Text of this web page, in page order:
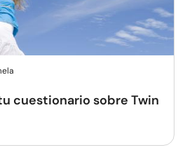
cuestionario sobre Twin